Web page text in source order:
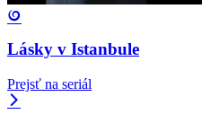
Lásky v Istanbule
Prejsť na seriál